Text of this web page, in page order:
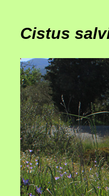
Cistus